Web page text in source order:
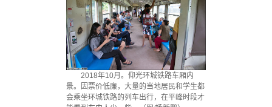
2018年10月。仰光环城铁路车厢内
景。因票价低廉，大量的当地居民和学生都
会乘坐环城铁路的列车出行，在平峰时段才